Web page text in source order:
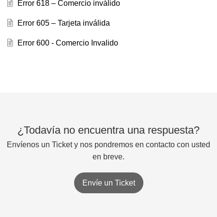
Error 618 – Comercio inválido
Error 605 – Tarjeta inválida
Error 600 - Comercio Invalido
¿Todavía no encuentra una respuesta?
Envíenos un Ticket y nos pondremos en contacto con usted
en breve.
Envíe un Ticket